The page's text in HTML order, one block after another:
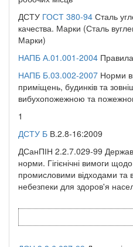
ДСТУ ГОСТ 380-94 Сталь
качества. Марки (Сталь
Марки)
НАПБ А.01.001-2004
НАПБ Б.03.002-2007 Норми
приміщень, будинків та
вибухопожежною та
1
ДСТУ Б В.2.8-16:2009
ДСанПІН 2.2.7.029-99
норми. Гігієнічні вимоги
промисловими відходами та
небезпеки для здоров'я